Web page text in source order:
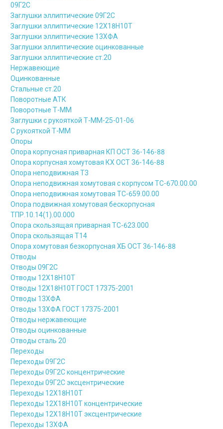
09Г2С
Заглушки эллиптические 09Г2С
Заглушки эллиптические 12Х18Н10Т
Заглушки эллиптические 13ХФА
Заглушки эллиптические оцинкованные
Заглушки эллиптические ст.20
Нержавеющие
Оцинкованные
Стальные ст.20
Поворотные АТК
Поворотные Т-ММ
Заглушки с рукояткой Т-ММ-25-01-06
С рукояткой Т-ММ
Опоры
Опора корпусная приварная КП ОСТ 36-146-88
Опора корпусная хомутовая КХ ОСТ 36-146-88
Опора неподвижная Т3
Опора неподвижная хомутовая с корпусом ТС-670.00.00
Опора неподвижная хомутовая ТС-659.00.00
Опора подвижная хомутовая бескорпусная
ТПР.10.14(1).00.000
Опора скользящая приварная ТС-623.000
Опора скользящая Т14
Опора хомутовая безкорпусная ХБ ОСТ 36-146-88
Отводы
Отводы 09Г2С
Отводы 12Х18Н10Т
Отводы 12Х18Н10Т ГОСТ 17375-2001
Отводы 13ХФА
Отводы 13ХФА ГОСТ 17375-2001
Отводы нержавеющие
Отводы оцинкованные
Отводы сталь 20
Переходы
Переходы 09Г2С
Переходы 09Г2С концентрические
Переходы 09Г2С эксцентрические
Переходы 12Х18Н10Т
Переходы 12Х18Н10Т концентрические
Переходы 12Х18Н10Т эксцентрические
Переходы 13ХФА